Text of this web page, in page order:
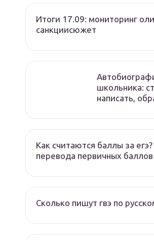
Итоги 17.09: мониторинг
санкциисюжет
школьника:
написать,
Как считаются баллы за
перевода первичных
Сколько пишут гвэ по